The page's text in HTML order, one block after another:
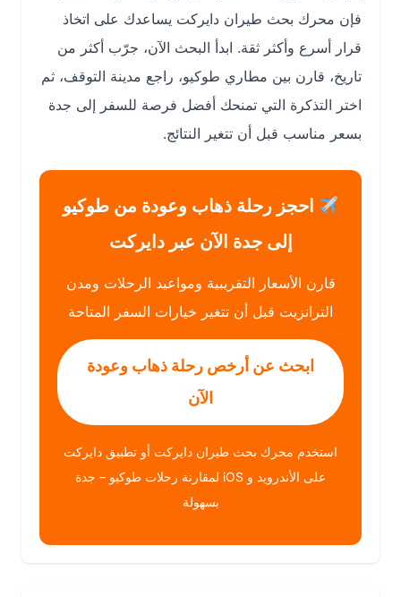
فإن محرك بحث طيران دايركت يساعدك على اتخاذ
قرار أسرع وأكثر ثقة. ابدأ البحث الآن، جرّب أكثر من
تاريخ، قارن بين مطاري طوكيو، راجع مدينة التوقف، ثم
اختر التذكرة التي تمنحك أفضل فرصة للسفر إلى جدة
بسعر مناسب قبل أن تتغير النتائج.
احجز رحلة ذهاب وعودة من طوكيو
إلى جدة الآن عبر دايركت
قارن الأسعار التقريبية ومواعيد الرحلات ومدن
الترانزيت قبل أن تتغير خيارات السفر المتاحة
ابحث عن أرخص رحلة ذهاب وعودة
استخدم محرك بحث طيران دايركت أو تطبيق دايركت
على الأندرويد و iOS لمقارنة رحلات طوكيو – جدة
بسهولة